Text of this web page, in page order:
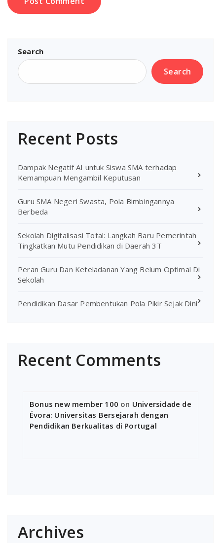
Search
Search
Recent Posts
Dampak Negatif AI untuk Siswa SMA terhadap
Kemampuan Mengambil Keputusan
Guru SMA Negeri Swasta, Pola Bimbingannya
Berbeda
Sekolah Digitalisasi Total: Langkah Baru Pemerintah
Tingkatkan Mutu Pendidikan di Daerah 3T
Peran Guru Dan Keteladanan Yang Belum Optimal Di
Sekolah
Pendidikan Dasar Pembentukan Pola Pikir Sejak Dini
Recent Comments
Bonus new member 100 on Universidade de
Évora: Universitas Bersejarah dengan
Pendidikan Berkualitas di Portugal
Archives